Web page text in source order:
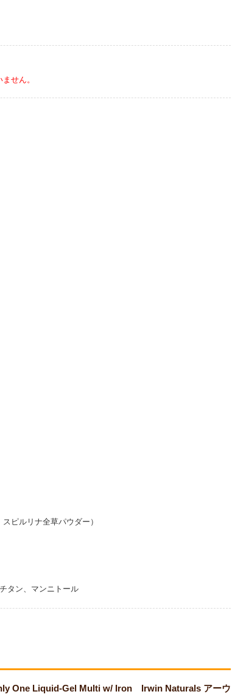
せん。
ピルリナ全草パウダー）
タン、マンニトール
One Liquid-Gel Multi w/ Iron Irwin Naturals アーウ